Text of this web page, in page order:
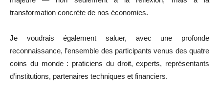
transformation concrète de nos économies.
Je voudrais également saluer, avec une profonde
reconnaissance, l’ensemble des participants venus des quatre
coins du monde : praticiens du droit, experts, représentants
d’institutions, partenaires techniques et financiers.